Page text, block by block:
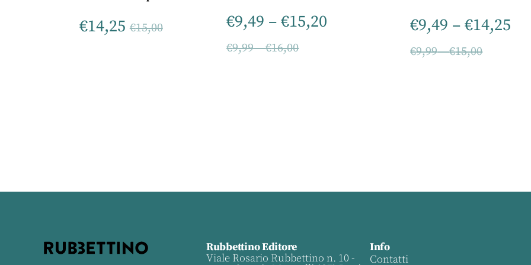
€14,25 €15,00 €9,49 –€15,20
€9,99–€16,00
€9,49 –€14,25
€9,99–€15,00
Rubbettino Editore
Viale Rosario Rubbettino n. 10 -
Info
Contatti